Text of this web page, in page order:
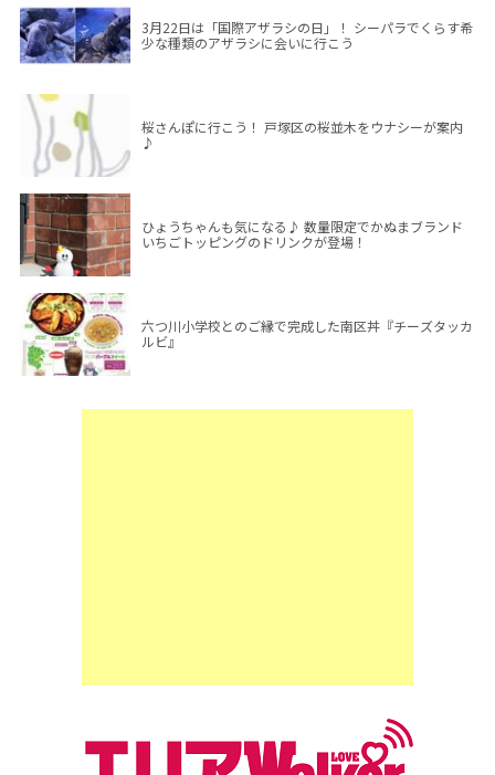
3月22日は「国際アザラシの日」！ シーパラでくらす希
少な種類のアザラシに会いに行こう
桜さんぽに行こう！ 戸塚区の桜並木をウナシーが案内
♪
ひょうちゃんも気になる♪ 数量限定でかぬまブランド
いちごトッピングのドリンクが登場！
六つ川小学校とのご縁で完成した南区丼『チーズタッカ
ルビ』